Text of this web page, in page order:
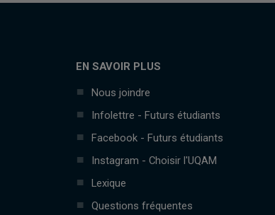
EN SAVOIR PLUS
Nous joindre
Infolettre - Futurs étudiants
Facebook - Futurs étudiants
Instagram - Choisir l'UQAM
Lexique
Questions fréquentes